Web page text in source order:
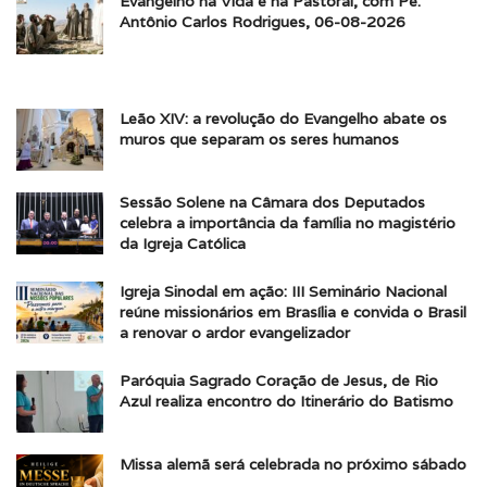
(1,19). Paulo desenvolve sua cristologia num sentido
corporativo: Jesus é a Cabeça, a Igreja o Corpo. Ora, a
“Plenitude”. Sacrificando-se Cristo por nós, em obediência,
na morte da cruz, nós é que somos reconciliados. Assim –
e notemos a alusão à terminologia messiânica – Cristo
instaurou a “paz” pelo sangue de sua cruz (1,20).
A 1ª leitura tem função tipológica; indica o início da
dos reis davídicos, os “ungidos” (cristos), executivos de
Deus. Mas Jesus supera de longe o modelo davídico, e
seria um anacronismo conceber o reinado de Cristo em
termos políticos, como um novo reino de Davi.
Convém refletir sobre o conceito do Reino de Cristo no
sentido de reconciliação de Deus com o homem, neste
tempo em que tão facilmente o Reino de Cristo é
Antônio Carlos Rodrigues, 06-08-2026
Leão XIV: a revolução do Evangelho abate os
muros que separam os seres humanos
Sessão Solene na Câmara dos Deputados
celebra a importância da família no magistério
da Igreja Católica
Igreja Sinodal em ação: III Seminário Nacional
reúne missionários em Brasília e convida o Brasil
a renovar o ardor evangelizador
Paróquia Sagrado Coração de Jesus, de Rio
Azul realiza encontro do Itinerário do Batismo
Missa alemã será celebrada no próximo sábado